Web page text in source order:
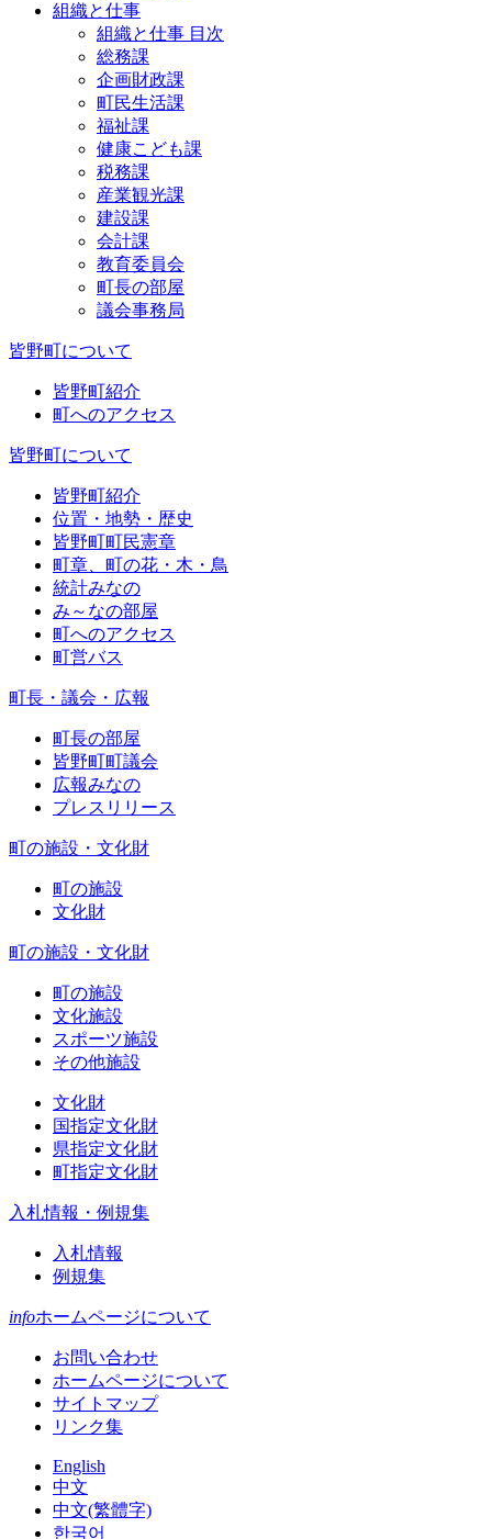
組織と仕事
組織と仕事 目次
総務課
企画財政課
町民生活課
福祉課
健康こども課
税務課
産業観光課
建設課
会計課
教育委員会
町長の部屋
議会事務局
皆野町について
皆野町紹介
町へのアクセス
皆野町について
皆野町紹介
位置・地勢・歴史
皆野町町民憲章
町章、町の花・木・鳥
統計みなの
み～なの部屋
町へのアクセス
町営バス
町長・議会・広報
町長の部屋
皆野町町議会
広報みなの
プレスリリース
町の施設・文化財
町の施設
文化財
町の施設・文化財
町の施設
文化施設
スポーツ施設
その他施設
文化財
国指定文化財
県指定文化財
町指定文化財
入札情報・例規集
入札情報
例規集
infoホームページについて
お問い合わせ
ホームページについて
サイトマップ
リンク集
English
中文
中文(繁體字)
한국어